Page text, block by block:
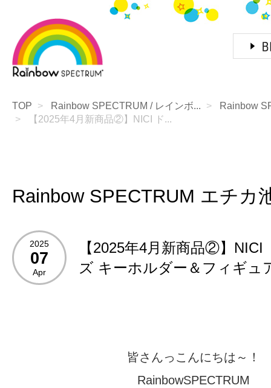
TOP Rainbow SPECTRUM / レインボ...
Rainbow
【2025年4月新商品②】NICI ド...
Rainbow SPECTRUM エチカ
2025
07
Apr
【2025年4月新商品②】
ズ キーホルダー＆フィギュ
皆さんっこんにちは～！
RainbowSPECTRUM